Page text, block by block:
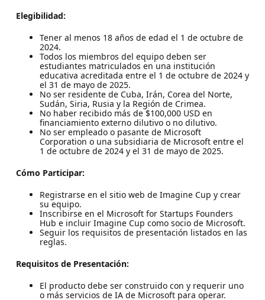
Elegibilidad:
Tener al menos 18 años de edad el 1 de octubre de
2024.
Todos los miembros del equipo deben ser
estudiantes matriculados en una institución
educativa acreditada entre el 1 de octubre de 2024 y
el 31 de mayo de 2025.
No ser residente de Cuba, Irán, Corea del Norte,
Sudán, Siria, Rusia y la Región de Crimea.
No haber recibido más de $100,000 USD en
financiamiento externo dilutivo o no dilutivo.
No ser empleado o pasante de Microsoft
Corporation o una subsidiaria de Microsoft entre el
1 de octubre de 2024 y el 31 de mayo de 2025.
Cómo Participar:
Registrarse en el sitio web de Imagine Cup y crear
su equipo.
Inscribirse en el Microsoft for Startups Founders
Hub e incluir Imagine Cup como socio de Microsoft.
Seguir los requisitos de presentación listados en las
reglas.
Requisitos de Presentación:
El producto debe ser construido con y requerir uno
o más servicios de IA de Microsoft para operar.